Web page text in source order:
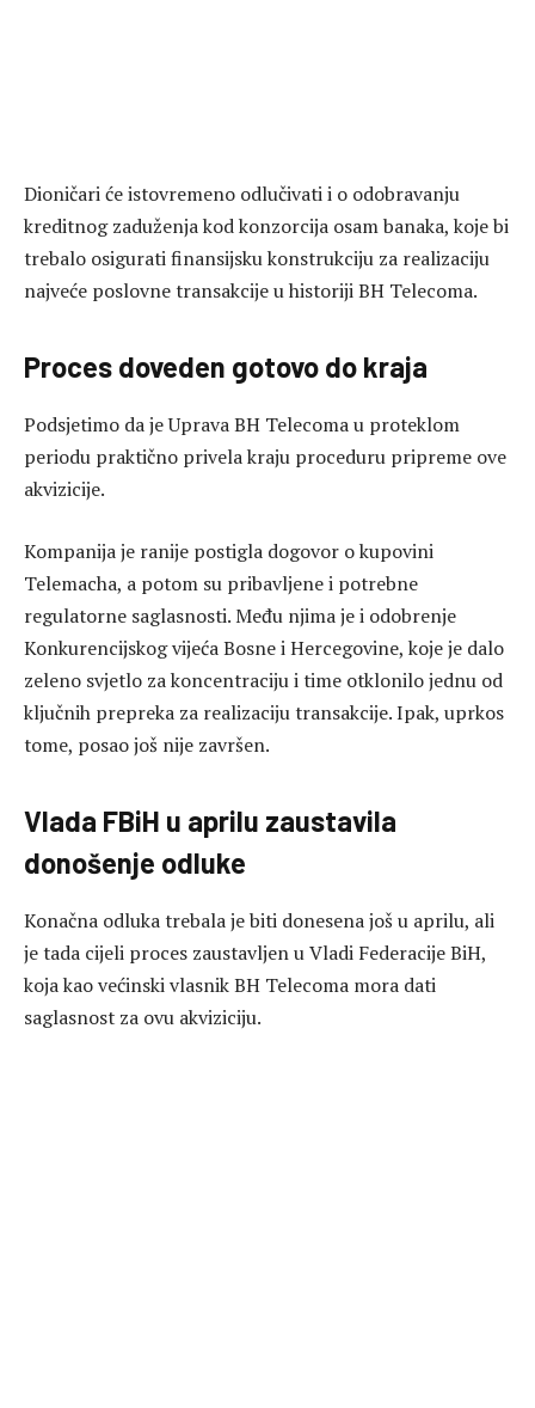
Dioničari će istovremeno odlučivati i o odobravanju
kreditnog zaduženja kod konzorcija osam banaka, koje bi
trebalo osigurati finansijsku konstrukciju za realizaciju
najveće poslovne transakcije u historiji BH Telecoma.
Proces doveden gotovo do kraja
Podsjetimo da je Uprava BH Telecoma u proteklom
periodu praktično privela kraju proceduru pripreme ove
akvizicije.
Kompanija je ranije postigla dogovor o kupovini
Telemacha, a potom su pribavljene i potrebne
regulatorne saglasnosti. Među njima je i odobrenje
Konkurencijskog vijeća Bosne i Hercegovine, koje je dalo
zeleno svjetlo za koncentraciju i time otklonilo jednu od
ključnih prepreka za realizaciju transakcije. Ipak, uprkos
tome, posao još nije završen.
Vlada FBiH u aprilu zaustavila
donošenje odluke
Konačna odluka trebala je biti donesena još u aprilu, ali
je tada cijeli proces zaustavljen u Vladi Federacije BiH,
koja kao većinski vlasnik BH Telecoma mora dati
saglasnost za ovu akviziciju.